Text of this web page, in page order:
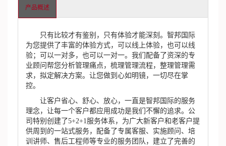
产品概述
只有比较才有鉴别，只有体验才能深刻。智邦国际
为您提供了丰富的体验方式，可以线上体验，也可以线
验；可以一对多，也可以一对一。我们配备了资深的专
业顾问帮您分析管理痛点，梳理管理流程，整理管理需
求，拟定解决方案。让您做到心如明镜，一切尽在掌
控。
让客户省心、舒心、放心，一直是智邦国际的服务
理念，让每一个客户都应用成功是我们不懈的追求。公
司特别创建了5+2+1服务体系，为广大新客户和老客户提
供周到的一站式服务，配备了专属客服、实施顾问、培
训讲师、售后工程师等专业的服务团队，建立了完善的